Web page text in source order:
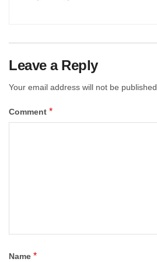
Leave a Reply
Your email address will not be published.
Comment *
Name *